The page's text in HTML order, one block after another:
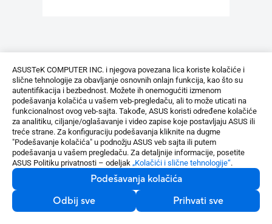
ASUSTeK COMPUTER INC. i njegova povezana lica koriste kolačiće i
slične tehnologije za obavljanje osnovnih onlajn funkcija, kao što su
autentifikacija i bezbednost. Možete ih onemogućiti izmenom
podešavanja kolačića u vašem veb-pregledaču, ali to može uticati na
funkcionalnost ovog veb-sajta. Takođe, ASUS koristi određene kolačiće
za analitiku, ciljanje/oglašavanje i video zapise koje postavljaju ASUS ili
treće strane. Za konfiguraciju podešavanja kliknite na dugme
"Podešavanje kolačića" u podnožju ASUS veb sajta ili putem
podešavanja u vašem pregledaču. Za detaljnije informacije, posetite
ASUS Politiku privatnosti – odeljak „Kolačići i slične tehnologije“.
Podešavanja kolačića
Odbij sve
Prihvati sve
Smart Gesture i Veći touchpad
Intuitivniji
ASUS Smart Gesture vam omogućava da
podešavate jačinu zvuka, osvetljenost, pomerate
vremensku liniju i još mnogo toga — samo jednim
dodirom! Touchpad glatkog klizanja dizajniran je
za nežan osećaj. Specijalni premaz na našem
touchpadu je hidrofoban, sa visokim uglom